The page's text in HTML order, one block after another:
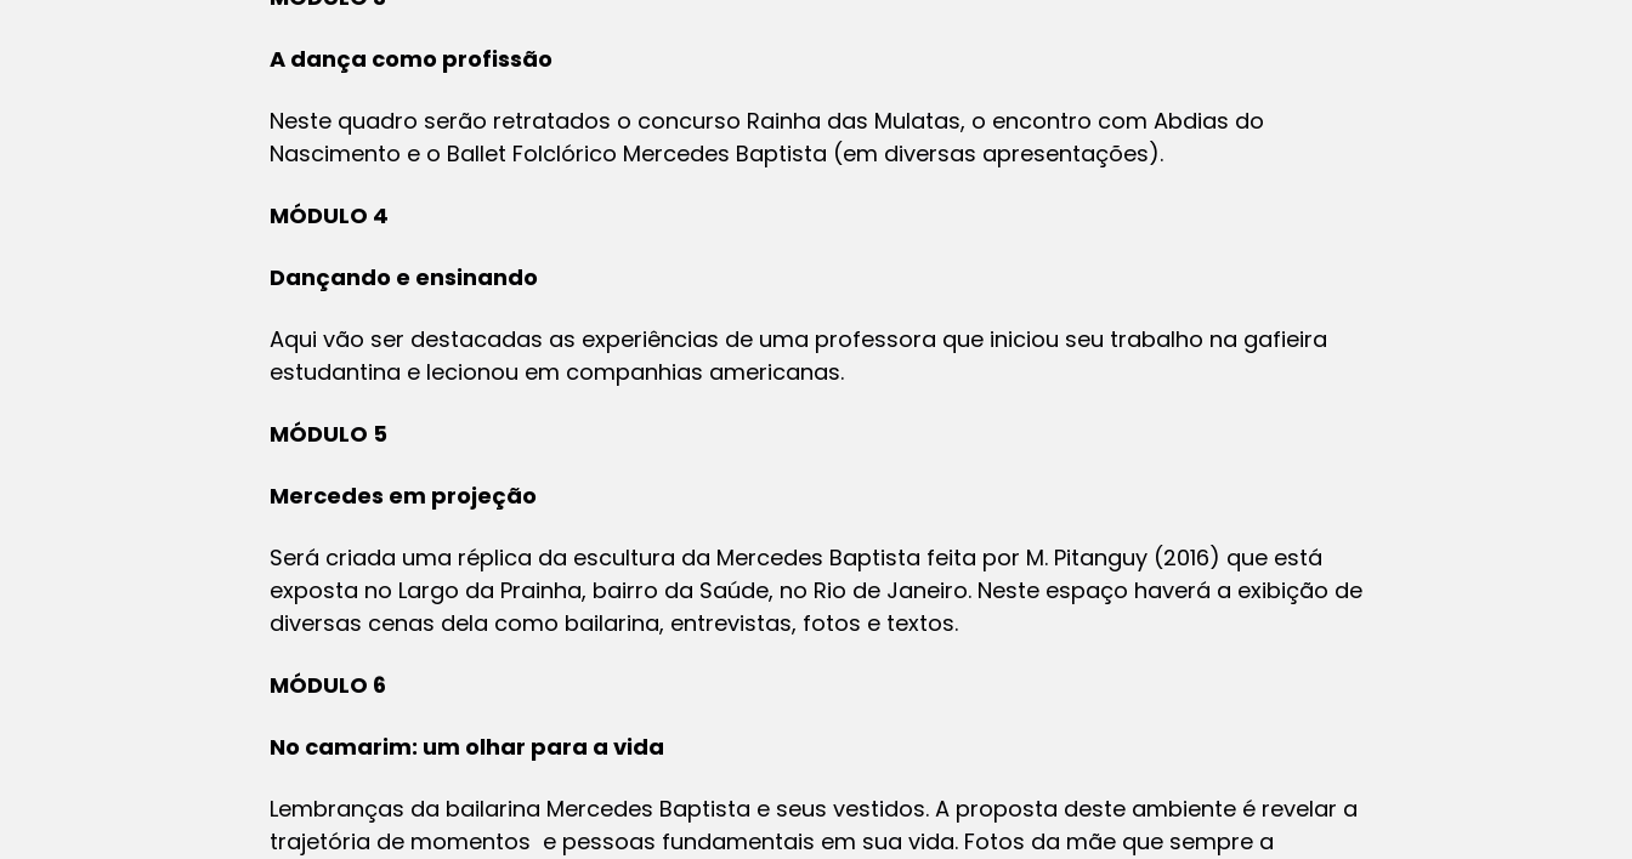
A dança como profissão
Neste quadro serão retratados o concurso Rainha das Mulatas, o encontro com Abdias do
Nascimento e o Ballet Folclórico Mercedes Baptista (em diversas apresentações).
MÓDULO 4
Dançando e ensinando
Aqui vão ser destacadas as experiências de uma professora que iniciou seu trabalho na gafieira
estudantina e lecionou em companhias americanas.
MÓDULO 5
Mercedes em projeção
Será criada uma réplica da escultura da Mercedes Baptista feita por M. Pitanguy (2016) que está
exposta no Largo da Prainha, bairro da Saúde, no Rio de Janeiro. Neste espaço haverá a exibição de
diversas cenas dela como bailarina, entrevistas, fotos e textos.
MÓDULO 6
No camarim: um olhar para a vida
Lembranças da bailarina Mercedes Baptista e seus vestidos. A proposta deste ambiente é revelar a
trajetória de momentos e pessoas fundamentais em sua vida. Fotos da mãe que sempre a